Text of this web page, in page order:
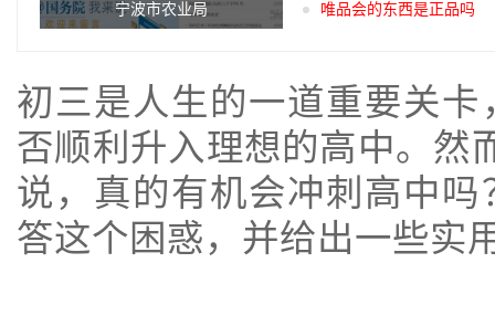
宁波市农业局 唯品会的东西是正品吗
初三是人生的一道重要关
否顺利升入理想的高中。然
说，真的有机会冲刺高中
答这个困惑，并给出一些实